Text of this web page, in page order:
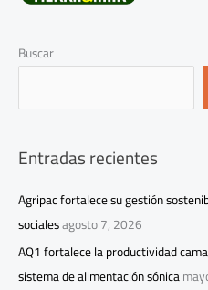
Buscar
Entradas recientes
Agripac fortalece su gestión
socialesagosto 7, 2026
AQ1 fortalece la productividad
sistema de alimentación sónica